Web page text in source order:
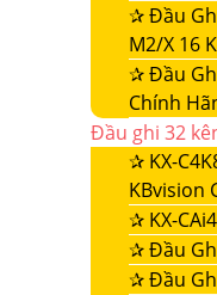
✰Đầu
M2/X 16
✰Đầu
Chính
Đầu ghi 32
✰ KX-
KBvision
✰ KX-
✰Đầu
✰Đầu